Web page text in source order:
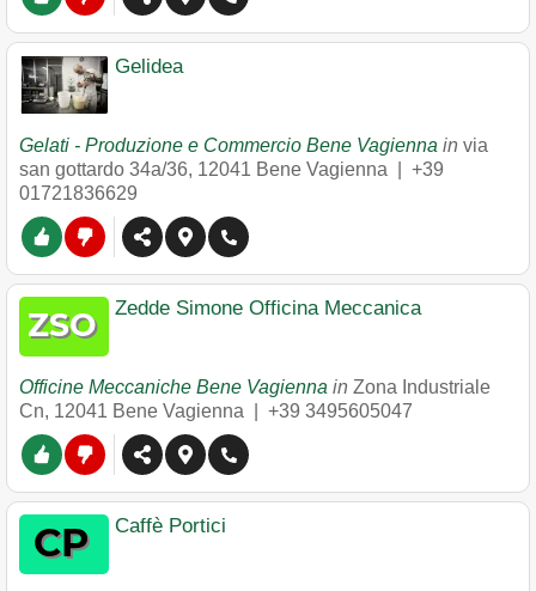
Gelidea
Gelati - Produzione e Commercio Bene Vagienna in via
san gottardo 34a/36, 12041 Bene Vagienna
+39
01721836629
Zedde Simone Officina Meccanica
Officine Meccaniche Bene Vagienna in Zona Industriale
Cn, 12041 Bene Vagienna +39 3495605047
Caffè Portici